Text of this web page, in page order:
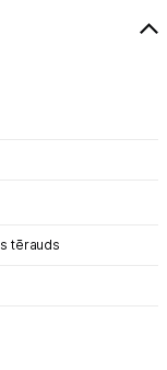
tērauds